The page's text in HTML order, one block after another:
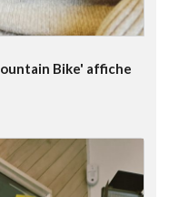
Bike' affiche